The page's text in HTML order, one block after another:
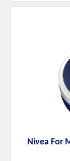
Nivea For